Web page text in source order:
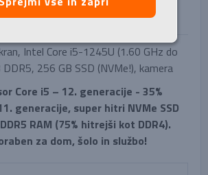
Intel Core i5-1245U (1.60 GHz do
256 GB SSD (NVMe!), kamera
Core i5 – 12. generacije - 35%
generacije, super hitri NVMe SSD
RAM (75% hitrejši kot DDR4).
za dom, šolo in službo!